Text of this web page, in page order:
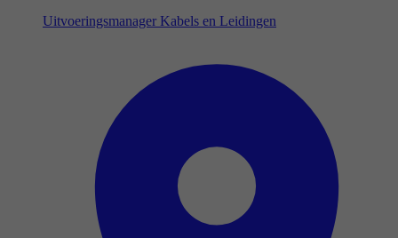
Uitvoeringsmanager Kabels en Leidingen